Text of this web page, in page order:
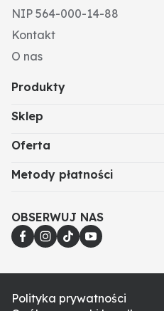
NIP 564-000-14-88
Kontakt
O nas
Produkty
Sklep
Oferta
Metody płatności
OBSERWUJ NAS
Polityka prywatności